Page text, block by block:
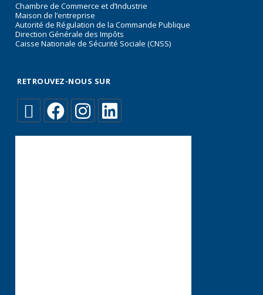
Chambre de Commerce et d’Industrie
Maison de l’entreprise
Autorité de Régulation de la Commande Publique
Direction Générale des Impôts
Caisse Nationale de Sécurité Sociale (CNSS)
RETROUVEZ-NOUS SUR